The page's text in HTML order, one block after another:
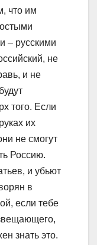
что им
– русскими
не
и не
того. Если
их
не смогут
Россию.
и убьют
в
если тебе
знать это.